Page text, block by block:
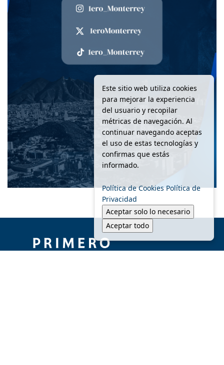
Este sitio web utiliza cookies
para mejorar la experiencia
del usuario y recopilar
métricas de navegación. Al
continuar navegando aceptas
el uso de estas tecnologías y
confirmas que estás
informado.
Política de Cookies Política de
Privacidad
Aceptar solo lo necesario
Aceptar todo